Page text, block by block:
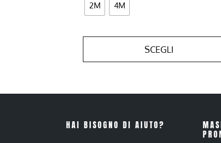
2M 4M
SCEGLI
HAI BISOGNO DI AIUTO?